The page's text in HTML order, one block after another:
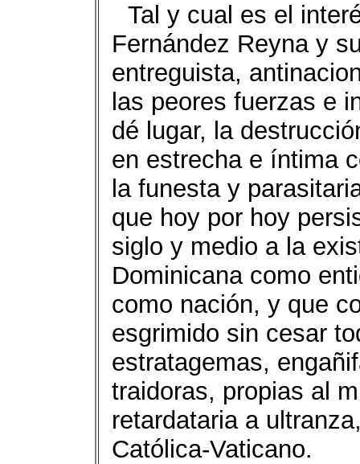
Tal y cual es el
Fernández Reyna y
entreguista,
las peores fuerzas e
dé lugar, la
en estrecha e íntima
la funesta y
que hoy por hoy
siglo y medio a la
Dominicana como
como nación, y que
esgrimido sin cesar
estratagemas,
traidoras, propias al
retardataria a
Católica-Vaticano.